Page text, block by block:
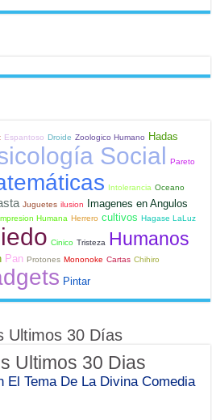
Espantoso Droide Zoologico Humano Hadas
Social Pareto
Intolerancia Oceano
Juguetes ilusion
Imagenes en Angulos
Humana Herrero cultivos Hagase LaLuz
Cinico Tristeza Humanos
Pan Protones Mononoke Cartas Chihiro
Pintar
Ultimos 30 Días
Ultimos 30 Dias
El Tema De La Divina Comedia